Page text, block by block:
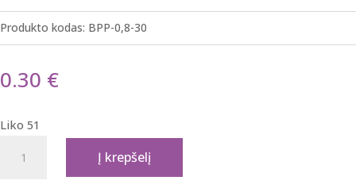
Produkto kodas: BPP-0,8-30
0.30 €
Liko 51
kiekis:
Į krepšelį